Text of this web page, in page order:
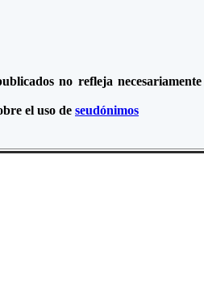
no refleja
el uso de seudónimos